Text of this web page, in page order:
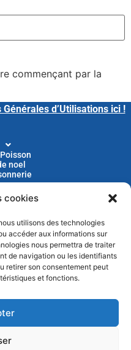
cookies
utilisons des technologies
accéder aux informations sur
nous permettra de traiter
de navigation ou les identifiants
retirer son consentement peut
et fonctions.
commençant par la
Générales d’Utilisations ici !
noel
pour recevoir nos
mois